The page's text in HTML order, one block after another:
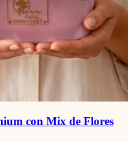
con Mix de Flores